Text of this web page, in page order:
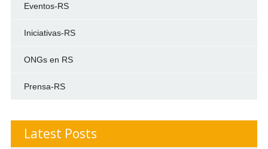
Eventos-RS
Iniciativas-RS
ONGs en RS
Prensa-RS
Latest Posts